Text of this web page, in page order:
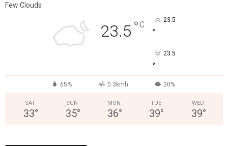
Few Clouds
23.5 °C 23.5
°
23.5
°
65% 0.3kmh 20%
SAT
33°
SUN
35°
MON
36°
TUE
39°
WED
39°